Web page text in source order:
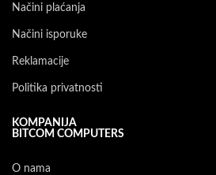
Načini plaćanja
Načini isporuke
Reklamacije
Politika privatnosti
KOMPANIJA
BITCOM COMPUTERS
O nama